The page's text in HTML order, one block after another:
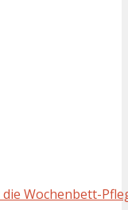
Wochenbett-